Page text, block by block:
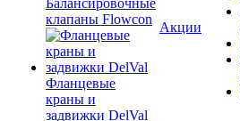
Балансировочные
клапаны Flowcon
Фланцевые
краны и
задвижки DelVal
Акции